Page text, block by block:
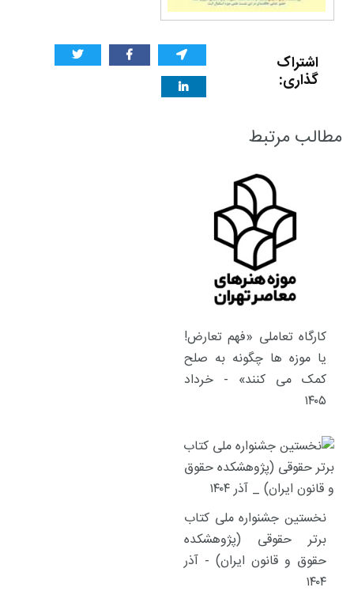
اشتراک
گذاری:
مطالب مرتبط
کارگاه تعاملی «فهم تعارض!
یا موزه ها چگونه به صلح
کمک می کنند» - خرداد
۱۴۰۵
نخستین جشنواره ملی کتاب
برتر حقوقی (پژوهشکده
حقوق و قانون ایران) - آذر
۱۴۰۴